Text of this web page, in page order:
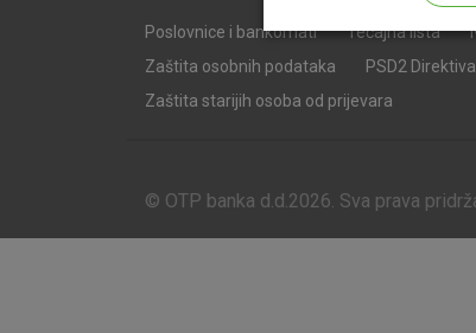
Poslovnice i bankomati Tečajna lista
Zaštita osobnih podataka
PSD2 Direktiva
Zaštita starijih osoba od prijevara
© OTP banka d.d.2026. Sva prava